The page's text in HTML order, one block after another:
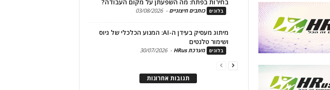
בחירות בפתח: מה השפעתן על מקום העבודה?
בלוגים כותבים חיצוניים -
03/08/2026
מיתוג מעסיק בעידן ה-AI: המנוע הכלכלי של גיוס
ושימור טלנטים
בלוגים מערכת HRus -
30/07/2026
תגובות אחרונות